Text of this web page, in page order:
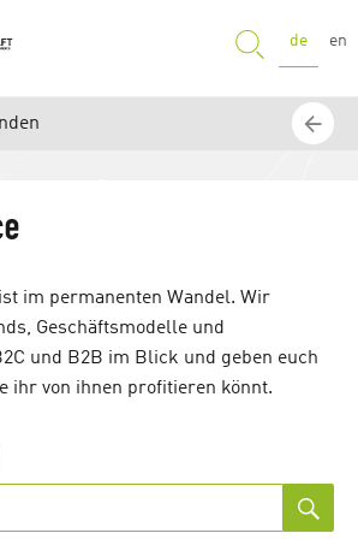
SUCHEde en
im permanenten Wandel. Wir
Geschäftsmodelle und
und B2B im Blick und geben euch
ihr von ihnen profitieren könnt.